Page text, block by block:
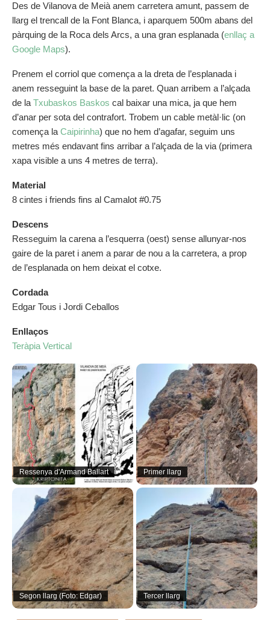
Des de Vilanova de Meià anem carretera amunt, passem de
llarg el trencall de la Font Blanca, i aparquem 500m abans del
pàrquing de la Roca dels Arcs, a una gran esplanada (enllaç a
Google Maps).
Prenem el corriol que comença a la dreta de l’esplanada i
anem resseguint la base de la paret. Quan arribem a l’alçada
de la Txubaskos Baskos cal baixar una mica, ja que hem
d’anar per sota del contrafort. Trobem un cable metàl·lic (on
comença la Caipirinha) que no hem d’agafar, seguim uns
metres més endavant fins arribar a l’alçada de la via (primera
xapa visible a uns 4 metres de terra).
Material
8 cintes i friends fins al Camalot #0.75
Descens
Resseguim la carena a l’esquerra (oest) sense allunyar-nos
gaire de la paret i anem a parar de nou a la carretera, a prop
de l’esplanada on hem deixat el cotxe.
Cordada
Edgar Tous i Jordi Ceballos
Enllaços
Teràpia Vertical
Ressenya d'Armand Ballart Primer llarg
Segon llarg (Foto: Edgar) Tercer llarg